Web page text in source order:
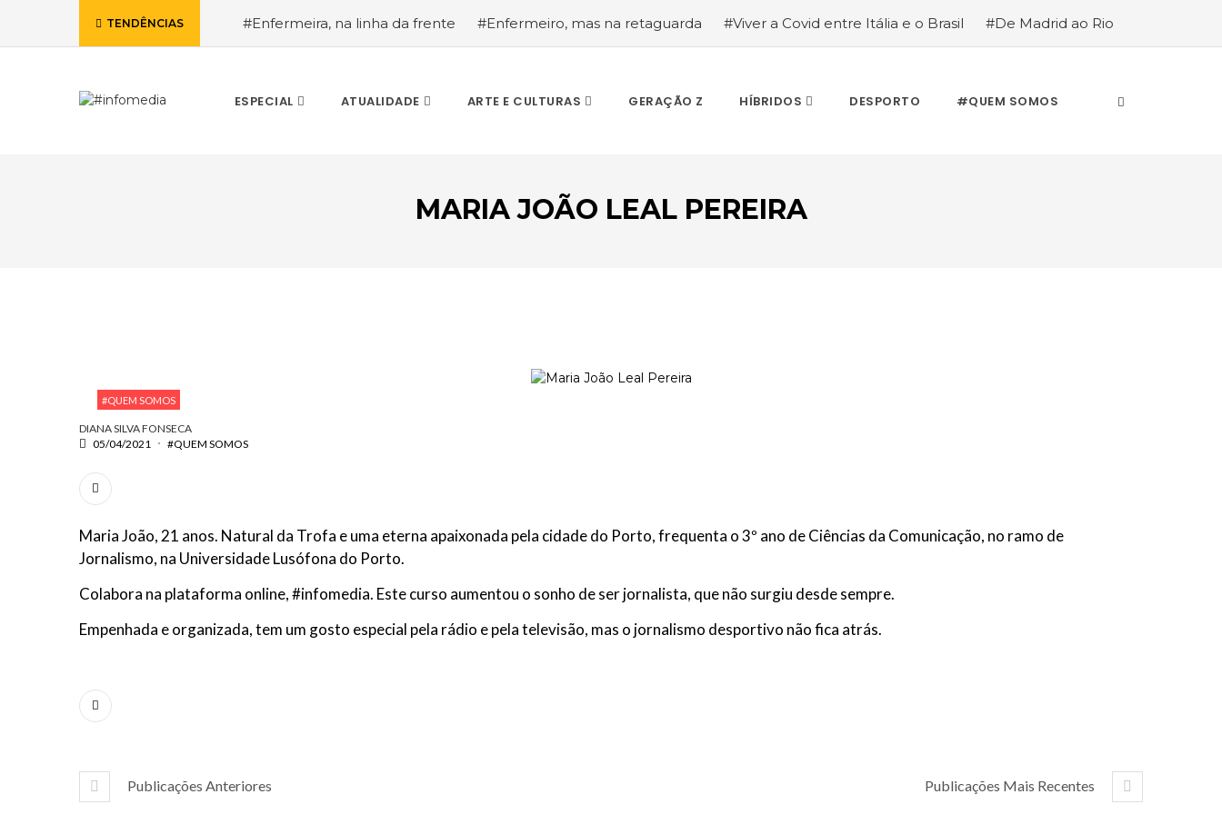
TENDÊNCIAS #Enfermeira, na linha da frente #Enfermeiro, mas na retaguarda #Viver a Covid entre Itália e o Brasil
#De Madrid ao Rio
ESPECIAL ATUALIDADE ARTE E CULTURAS GERAÇÃO Z HÍBRIDOS DESPORTO #QUEM SOMOS
MARIA JOÃO LEAL PEREIRA
#QUEM SOMOS
DIANA SILVA FONSECA
05/04/2021
#QUEM SOMOS
Maria João, 21 anos. Natural da Trofa e uma eterna apaixonada pela cidade do Porto, frequenta o 3º ano de Ciências da Comunicação, no ramo de
Jornalismo, na Universidade Lusófona do Porto.
Colabora na plataforma online, #infomedia. Este curso aumentou o sonho de ser jornalista, que não surgiu desde sempre.
Empenhada e organizada, tem um gosto especial pela rádio e pela televisão, mas o jornalismo desportivo não fica atrás.
Publicações Anteriores Publicações Mais Recentes